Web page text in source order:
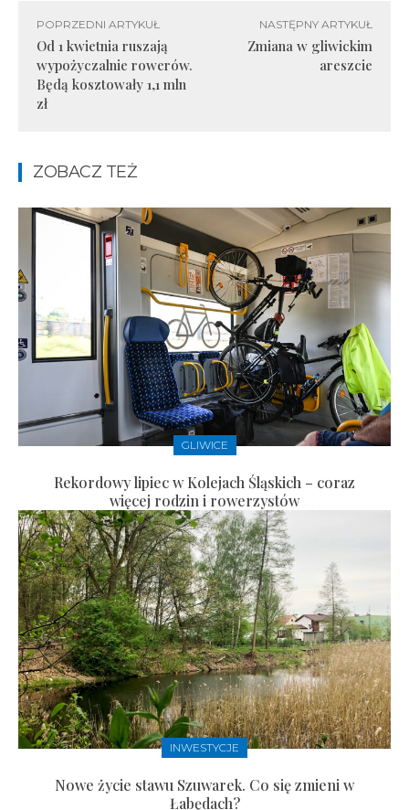
POPRZEDNI ARTYKUŁ
Od 1 kwietnia ruszają
wypożyczalnie rowerów.
Będą kosztowały 1,1 mln
zł
NASTĘPNY ARTYKUŁ
Zmiana w gliwickim
areszcie
ZOBACZ TEŻ
GLIWICE
Rekordowy lipiec w Kolejach Śląskich – coraz
więcej rodzin i rowerzystów
INWESTYCJE
Nowe życie stawu Szuwarek. Co się zmieni w
Łabędach?